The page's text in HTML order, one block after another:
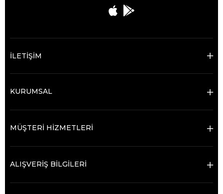
İLETİŞİM
KURUMSAL
MÜŞTERİ HİZMETLERİ
ALIŞVERİŞ BİLGİLERİ